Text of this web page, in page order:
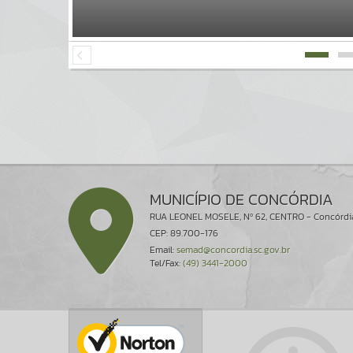
MUNICÍPIO DE CONCÓRDIA
RUA LEONEL MOSELE, Nº 62, CENTRO -
CEP: 89.700-176
Email:semad@concordia.sc.gov.br
Tel/Fax:(49) 3441-2000